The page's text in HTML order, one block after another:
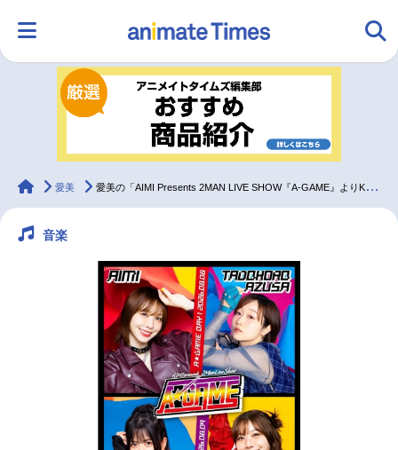
ランキング アニメ
ラジオ
配信・Vtuber トレンド
声優記事一覧
実写化映画一覧
animateTimes
愛美 愛美の「AIMI Presents 2MAN LIVE SHOW『A-GAME』よりKV公開！
音楽